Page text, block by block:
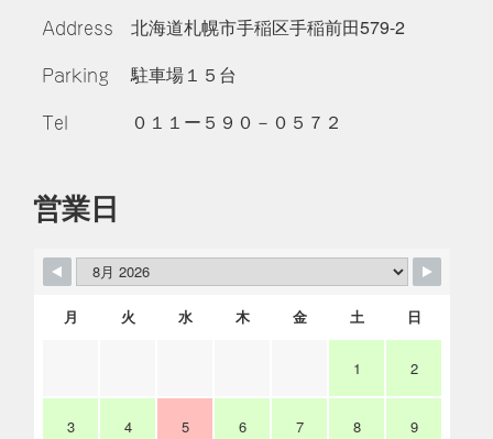
Address 北海道札幌市手稲区手稲前田579-2
Parking 駐車場１５台
Tel ０１１ー５９０－０５７２
営業日
月 火 水 木 金 土 日
1 2
3 4 5 6 7 8 9